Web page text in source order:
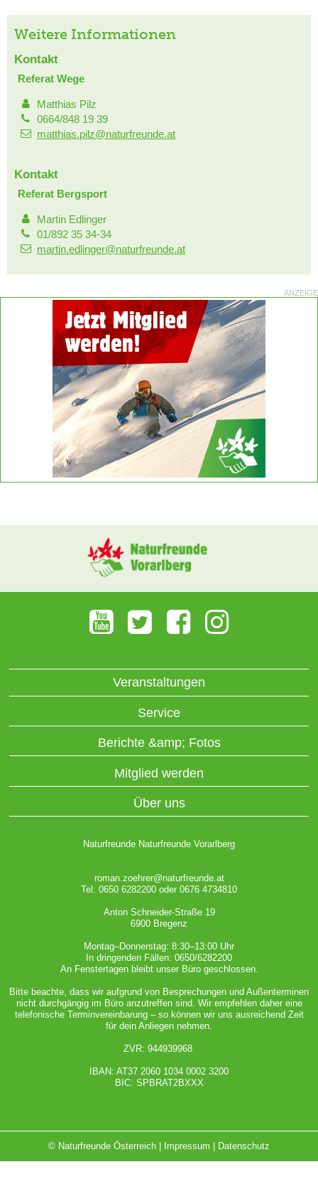
Weitere Informationen
Kontakt
Referat Wege
Matthias Pilz
0664/848 19 39
matthias.pilz@naturfreunde.at
Kontakt
Referat Bergsport
Martin Edlinger
01/892 35 34-34
martin.edlinger@naturfreunde.at
ANZEIGE
Veranstaltungen
Service
Berichte &amp; Fotos
Mitglied werden
Über uns
Naturfreunde Naturfreunde Vorarlberg
roman.zoehrer@naturfreunde.at
Tel: 0650 6282200 oder 0676 4734810
Anton Schneider-Straße 19
6900 Bregenz
Montag–Donnerstag: 8:30–13:00 Uhr
In dringenden Fällen: 0650/6282200
An Fenstertagen bleibt unser Büro geschlossen.
Bitte beachte, dass wir aufgrund von Besprechungen und Außenterminen
nicht durchgängig im Büro anzutreffen sind. Wir empfehlen daher eine
telefonische Terminvereinbarung – so können wir uns ausreichend Zeit
für dein Anliegen nehmen.
ZVR: 944939968
IBAN: AT37 2060 1034 0002 3200
BIC: SPBRAT2BXXX
© Naturfreunde Österreich | Impressum Datenschutz